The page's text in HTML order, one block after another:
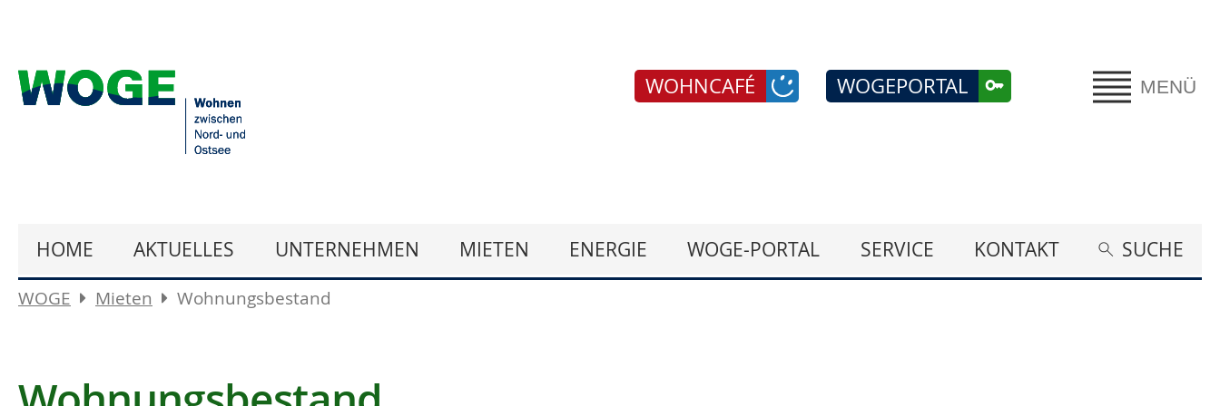
MENÜ
WOGEPORTAL
WOHNCAFÉ
HOME AKTUELLES UNTERNEHMEN MIETEN ENERGIE WOGE-PORTAL SERVICE KONTAKT SUCHE
WOGE Mieten Wohnungsbestand